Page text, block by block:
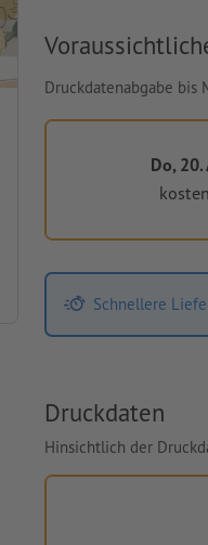
Druckdatenabgabe bis
Do, 20.
Schnellere
Druckdaten
Hinsichtlich der